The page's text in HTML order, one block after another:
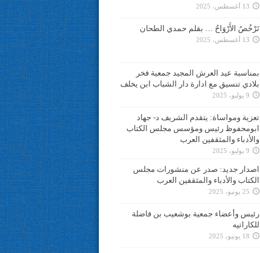
13 أغسطس، 2025
تَرْخُصُ الأَرْوَاحُ … بقلم حمدي الطحان
13 أغسطس، 2025
بمناسبة عيد العرش المجيد جمعية فخر
بلادي تنسيق مع ادارة دار الشباب ابن يخلف
9 يوليو، 2025
تعزية ومواساة: يتقدم الشريف د- جهاد
ابومحفوظ رئيس ومؤسس مجلس الكتاب
والأدباء والمثقفين العرب
9 يوليو، 2025
اصدار جديد: صدر عن منشورات مجلس
الكتاب والأدباء والمثقفين العرب
25 يونيو، 2025
رئيس وأعضاء جمعية بوشعيب بن فاضلة
للكاراتيه
18 يونيو، 2025